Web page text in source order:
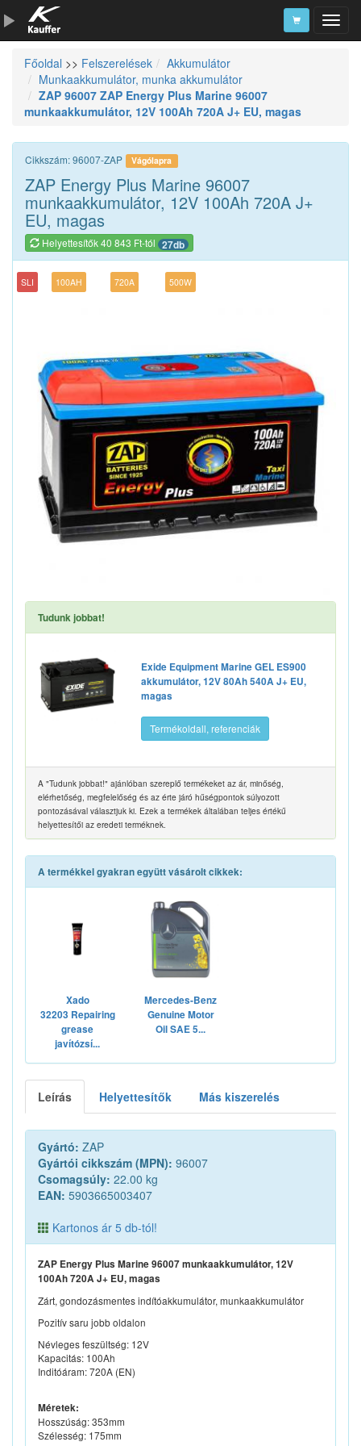
Szerszámkatalógus
Kosár
Főoldal >> Felszerelések
Akkumulátor
Munkaakkumulátor, munka akkumulátor
ZAP 96007 ZAP Energy Plus Marine 96007
munkaakkumulátor, 12V 100Ah 720A J+ EU, magas
Cikkszám: 96007-ZAP Vágólapra
ZAP Energy Plus Marine 96007
munkaakkumulátor, 12V 100Ah 720A J+
EU, magas
Helyettesítők 40 843 Ft-tól 27db
SLI 100AH 720A 500W
Tudunk jobbat!
Exide Equipment Marine GEL ES900
akkumulátor, 12V 80Ah 540A J+ EU,
magas
Termékoldall, referenciák
A "Tudunk jobbat!" ajánlóban szereplő termékeket az ár, minőség,
elérhetőség, megfelelőség és az érte járó hűségpontok súlyozott
pontozásával választjuk ki. Ezek a termékek általában teljes értékű
helyettesítői az eredeti terméknek.
A termékkel gyakran együtt vásárolt cikkek:
Xado
32203 Repairing
grease
javítózsí...
Mercedes-Benz
Genuine Motor
Oil SAE 5...
Leírás Helyettesítők Más kiszerelés
Gyártó: ZAP
Gyártói cikkszám (MPN): 96007
Csomagsúly: 22.00 kg
EAN: 5903665003407
Kartonos ár 5 db-tól!
ZAP Energy Plus Marine 96007 munkaakkumulátor, 12V
100Ah 720A J+ EU, magas
Zárt, gondozásmentes indítóakkumulátor, munkaakkumulátor
Pozitív saru jobb oldalon
Névleges feszültség: 12V
Kapacitás: 100Ah
Inditóáram: 720A (EN)
Méretek:
Hosszúság: 353mm
Szélesség: 175mm